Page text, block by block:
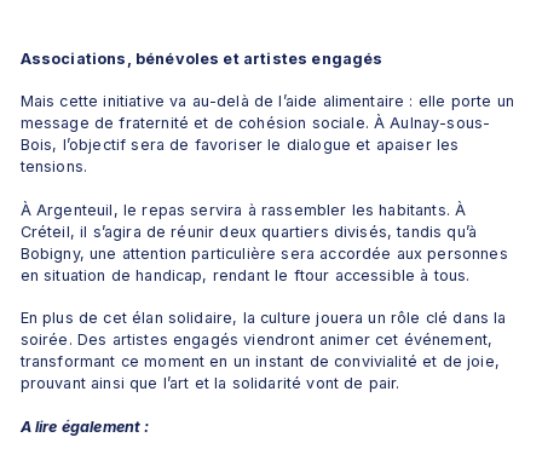
Associations, bénévoles et artistes engagés
Mais cette initiative va au-delà de l’aide alimentaire : elle porte un
message de fraternité et de cohésion sociale. À Aulnay-sous-
Bois, l’objectif sera de favoriser le dialogue et apaiser les
tensions.
À Argenteuil, le repas servira à rassembler les habitants. À
Créteil, il s’agira de réunir deux quartiers divisés, tandis qu’à
Bobigny, une attention particulière sera accordée aux personnes
en situation de handicap, rendant le ftour accessible à tous.
En plus de cet élan solidaire, la culture jouera un rôle clé dans la
soirée. Des artistes engagés viendront animer cet événement,
transformant ce moment en un instant de convivialité et de joie,
prouvant ainsi que l’art et la solidarité vont de pair.
A lire également :